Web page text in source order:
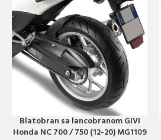
PORUČI ODMAH
Blatobran sa lancobranom GIVI
Honda NC 700 / 750 (12-20) MG1109